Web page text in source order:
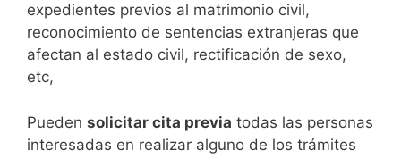
expedientes previos al matrimonio civil,
reconocimiento de sentencias extranjeras que
afectan al estado civil, rectificación de sexo,
etc,
​Pueden solicitar cita previa todas las personas
interesadas en realizar alguno de los trámites